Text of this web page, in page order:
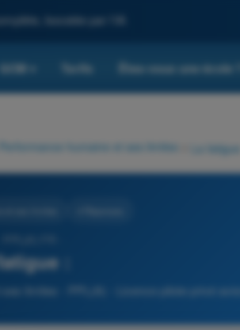
boostée par l'IA
QCM Tarifs Êtes-vous une école ?
Performance humaine et ses limites La fatigue :
:
limites - PPL(A) - Licence pilote privé avion